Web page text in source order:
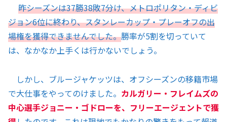
昨シーズンは37勝38敗7分け、メトロポリタン・ディビ
ジョン6位に終わり、スタンレーカップ・プレーオフの出
場権を獲得できませんでした。勝率が5割を切っていて
は、なかなか上手くは行かないでしょう。
しかし、ブルージャケッツは、オフシーズンの移籍市場
で大仕事をやってのけました。 カルガリー・フレイムズの
中心選手ジョニー・ゴドローを、フリーエージェントで獲